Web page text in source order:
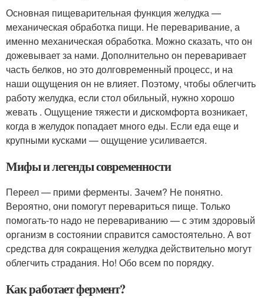
Основная пищеварительная функция желудка —
механическая обработка пищи. Не переваривание, а
именно механическая обработка. Можно сказать, что он
дожевывает за нами. Дополнительно он переваривает
часть белков, но это долговременный процесс, и на
наши ощущения он не влияет. Поэтому, чтобы облегчить
работу желудка, если стол обильный, нужно хорошо
жевать . Ощущение тяжести и дискомфорта возникает,
когда в желудок попадает много еды. Если еда еще и
крупными кусками — ощущение усиливается.
Мифы и легенды современности
Переел — прими ферменты. Зачем? Не понятно.
Вероятно, они помогут перевариться пище. Только
помогать-то надо не перевариванию — с этим здоровый
организм в состоянии справится самостоятельно. А вот
средства для сокращения желудка действительно могут
облегчить страдания. Но! Обо всем по порядку.
Как работает фермент?